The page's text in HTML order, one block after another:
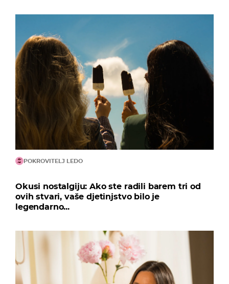
POKROVITELJ LEDO
Okusi nostalgiju: Ako ste radili barem tri od
ovih stvari, vaše djetinjstvo bilo je
legendarno...